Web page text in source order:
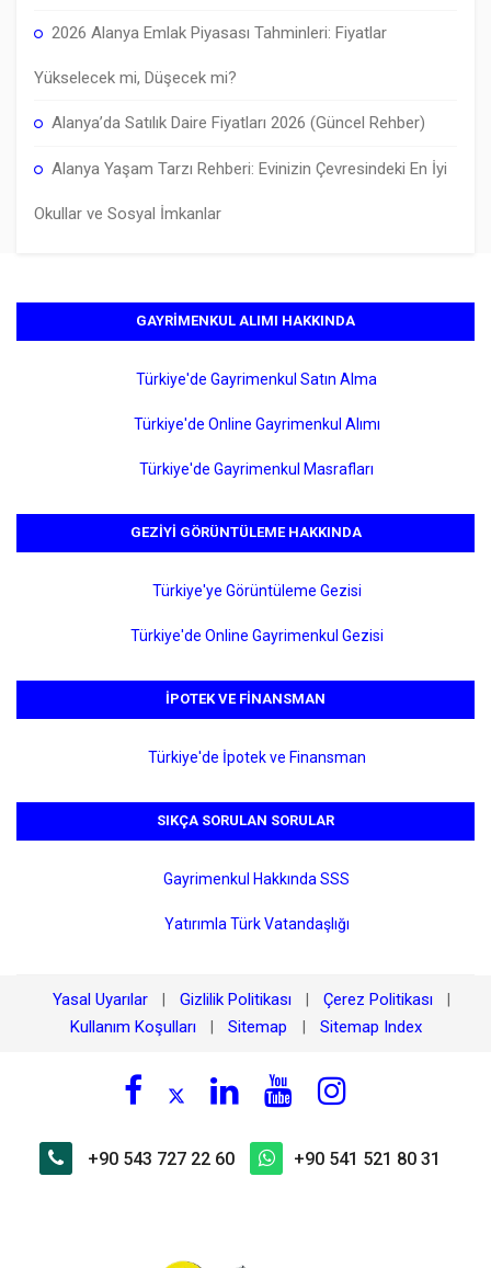
2026 Alanya Emlak Piyasası Tahminleri: Fiyatlar
Yükselecek mi, Düşecek mi?
Alanya’da Satılık Daire Fiyatları 2026 (Güncel Rehber)
Alanya Yaşam Tarzı Rehberi: Evinizin Çevresindeki En İyi
Okullar ve Sosyal İmkanlar
GAYRIMENKUL ALIMI HAKKINDA
Türkiye'de Gayrimenkul Satın Alma
Türkiye'de Online Gayrimenkul Alımı
Türkiye'de Gayrimenkul Masrafları
GEZIYI GÖRÜNTÜLEME HAKKINDA
Türkiye'ye Görüntüleme Gezisi
Türkiye'de Online Gayrimenkul Gezisi
İPOTEK VE FINANSMAN
Türkiye'de İpotek ve Finansman
SIKÇA SORULAN SORULAR
Gayrimenkul Hakkında SSS
Yatırımla Türk Vatandaşlığı
Yasal Uyarılar Gizlilik Politikası Çerez Politikası
Kullanım Koşulları Sitemap Sitemap Index
+90 543 727 22 60 +90 541 521 80 31